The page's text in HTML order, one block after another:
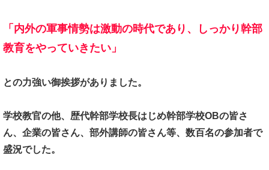
「内外の軍事情勢は激動の時代であり、
しっかり幹部
教育をやっていきたい」
との力強い御挨拶がありました。
学校教官の他、 歴代幹部学校長はじめ幹部学校OBの皆さ
ん、 企業の皆さん、部外講師の皆さん等、 数百名の参加者で
盛況でした。